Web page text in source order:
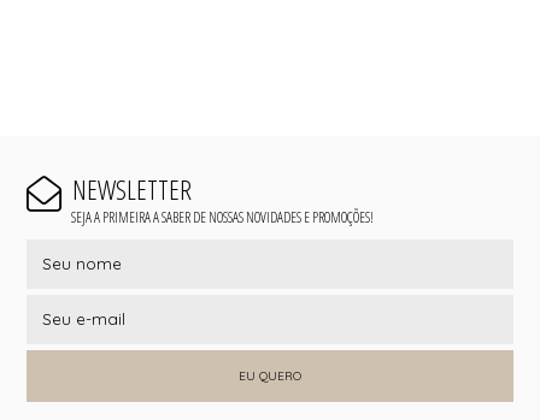
NEWSLETTER
SEJA A PRIMEIRA A SABER DE NOSSAS NOVIDADES E PROMOÇÕES!
EU QUERO